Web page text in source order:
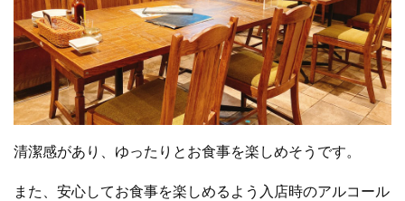
清潔感があり、ゆったりとお食事を楽しめそうです。
また、安心してお食事を楽しめるよう入店時のアルコール